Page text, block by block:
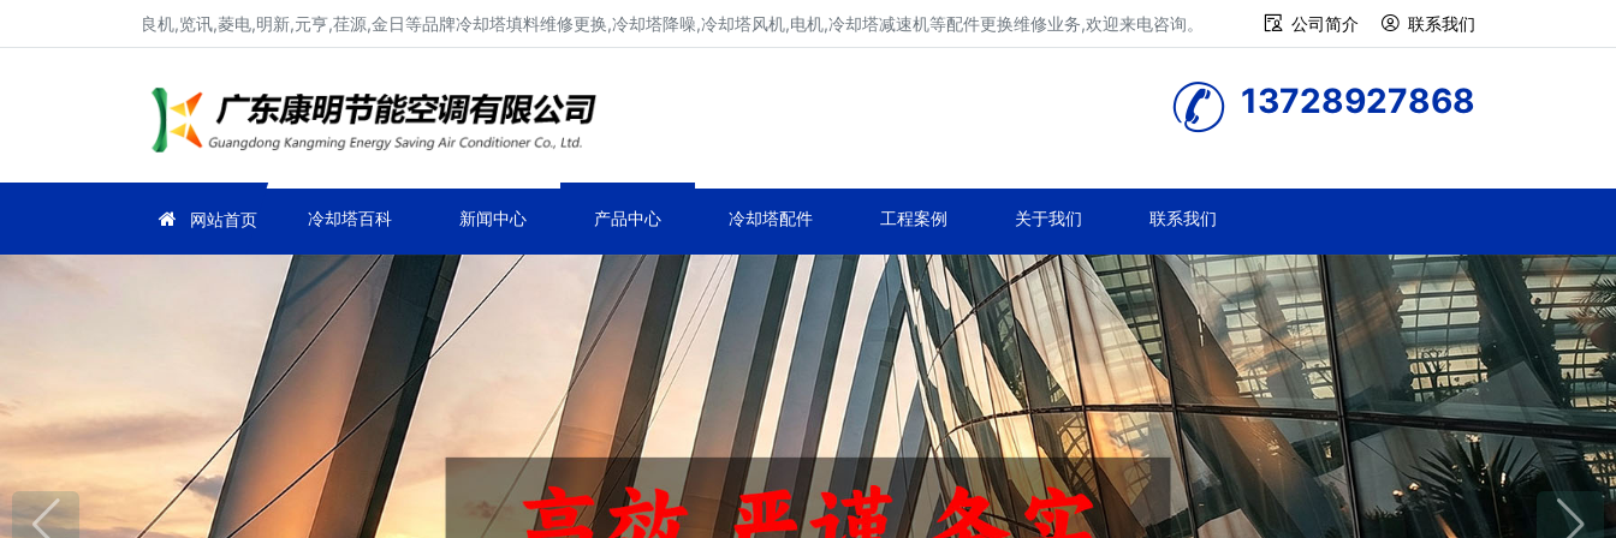
良机,览讯,菱电,明新,元亨,荏源,金日等品牌冷却塔填料维修更换,冷却塔降噪,冷却塔风机,电机,冷却塔减速机等配件更换维修业务,欢迎来电咨询。 公司简介 联系我们
13728927868
网站首页 冷却塔百科 新闻中心 产品中心 冷却塔配件 工程案例 关于我们 联系我们